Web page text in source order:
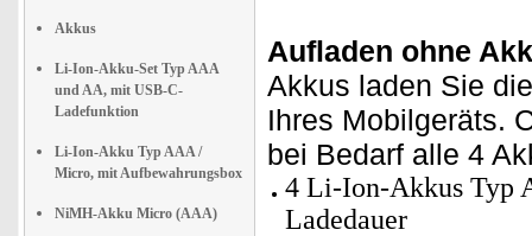
Akkus
Li-Ion-Akku-Set Typ AAA
und AA, mit USB-C-
Ladefunktion
Li-Ion-Akku Typ AAA /
Micro, mit Aufbewahrungsbox
NiMH-Akku Micro (AAA)
Aufladen ohne
Akkus laden Sie
Ihres Mobilgeräts.
bei Bedarf alle 4
4 Li-Ion-Akkus Typ
Ladedauer